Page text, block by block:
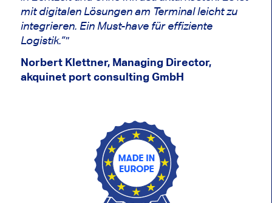
mit digitalen Lösungen am Terminal leicht zu
integrieren. Ein Must-have für effiziente
Logistik.”"
Norbert Klettner, Managing Director,
akquinet port consulting GmbH